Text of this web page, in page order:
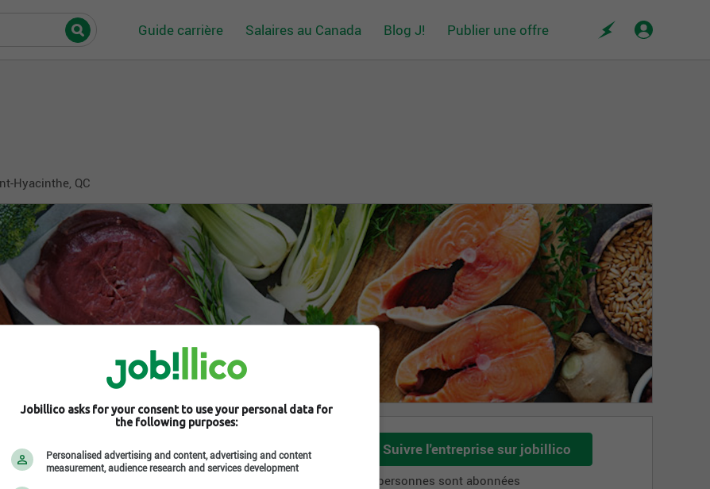
Guide carrière Salaires au Canada Blog J! Publier une offre
Hyacinthe, QC
J2R 1B7
Suivre l'entreprise sur jobillico
10 personnes sont abonnées
Jobillico asks for your consent to use your personal data for
the following purposes:
Personalised advertising and content, advertising and content
measurement, audience research and services development